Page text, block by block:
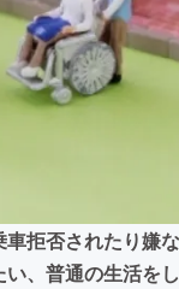
CAMPFIRE
CAMPFIREふ
拒否されたり嫌
、普通の生活を